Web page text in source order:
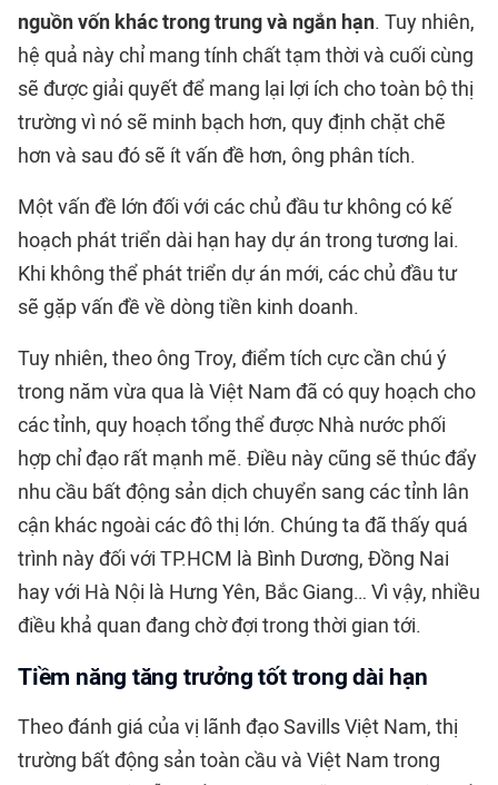
nguồn vốn khác trong trung và ngắn hạn. Tuy nhiên,
hệ quả này chỉ mang tính chất tạm thời và cuối cùng
sẽ được giải quyết để mang lại lợi ích cho toàn bộ thị
trường vì nó sẽ minh bạch hơn, quy định chặt chẽ
hơn và sau đó sẽ ít vấn đề hơn, ông phân tích.
Một vấn đề lớn đối với các chủ đầu tư không có kế
hoạch phát triển dài hạn hay dự án trong tương lai.
Khi không thể phát triển dự án mới, các chủ đầu tư
sẽ gặp vấn đề về dòng tiền kinh doanh.
Tuy nhiên, theo ông Troy, điểm tích cực cần chú ý
trong năm vừa qua là Việt Nam đã có quy hoạch cho
các tỉnh, quy hoạch tổng thể được Nhà nước phối
hợp chỉ đạo rất mạnh mẽ. Điều này cũng sẽ thúc đẩy
nhu cầu bất động sản dịch chuyển sang các tỉnh lân
cận khác ngoài các đô thị lớn. Chúng ta đã thấy quá
trình này đối với TP.HCM là Bình Dương, Đồng Nai
hay với Hà Nội là Hưng Yên, Bắc Giang… Vì vậy, nhiều
điều khả quan đang chờ đợi trong thời gian tới.
Tiềm năng tăng trưởng tốt trong dài hạn
Theo đánh giá của vị lãnh đạo Savills Việt Nam, thị
trường bất động sản toàn cầu và Việt Nam trong